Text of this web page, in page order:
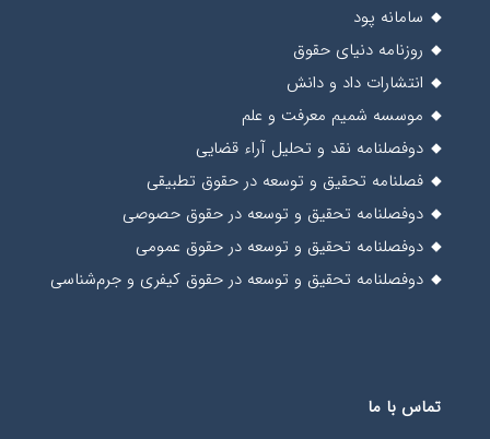
سامانه پود
روزنامه دنیای حقوق
انتشارات داد و دانش
موسسه شمیم معرفت و علم
دوفصلنامه نقد و تحلیل آراء قضایی
فصلنامه تحقیق و توسعه در حقوق تطبیقی
دوفصلنامه تحقیق و توسعه در حقوق حصوصی
دوفصلنامه تحقیق و توسعه در حقوق عمومی
دوفصلنامه تحقیق و توسعه در حقوق کیفری و جرم‌شناسی
تماس با ما